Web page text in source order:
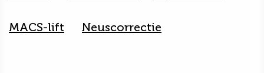
MACS-lift Neuscorrectie